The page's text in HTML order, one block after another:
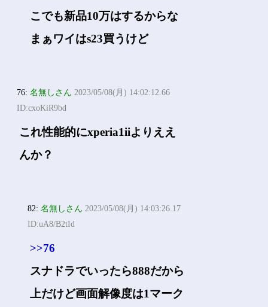
こでも新品10万はするからな
まぁワイはs23買うけど
76:名無しさん 2023/05/08(月) 14:02:12.66
ID:cxoKiR9bd
これ性能的にxperia1iiよりええ
んか？
82:名無しさん 2023/05/08(月) 14:03:26.17
ID:uA8/B2tId
>>76
スナドラでいったら888だから
上だけど画面解像度は1マーク